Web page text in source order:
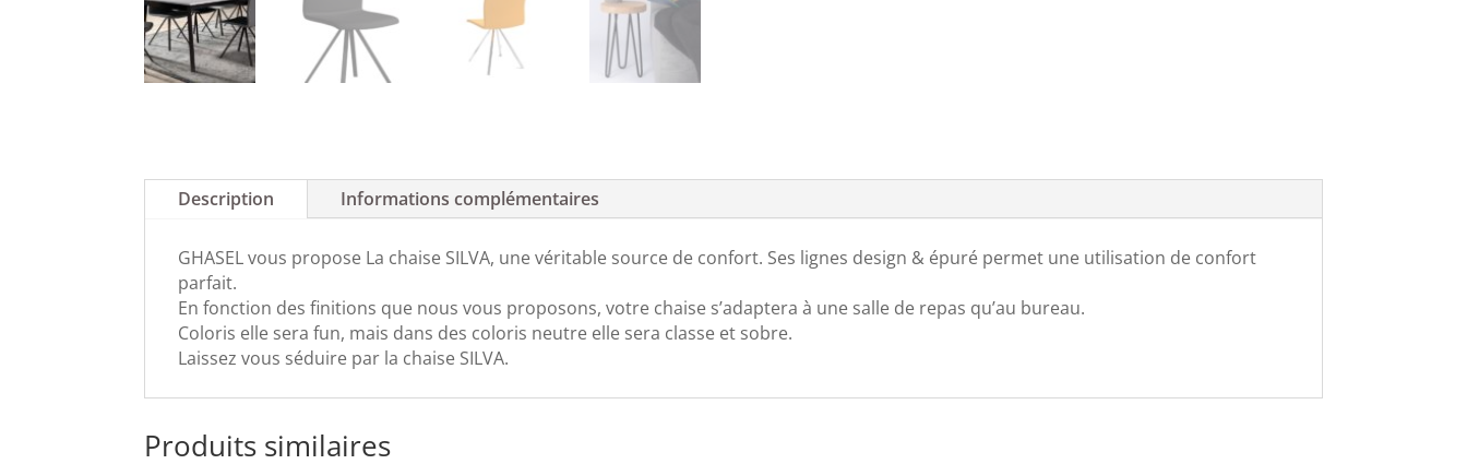
Description Informations complémentaires
GHASEL vous propose La chaise SILVA, une véritable source de confort. Ses lignes design & épuré permet une utilisation de confort
parfait.
En fonction des finitions que nous vous proposons, votre chaise s’adaptera à une salle de repas qu’au bureau.
Coloris elle sera fun, mais dans des coloris neutre elle sera classe et sobre.
Laissez vous séduire par la chaise SILVA.
Produits similaires